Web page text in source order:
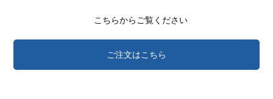
こちらからご覧ください
ご注文はこちら